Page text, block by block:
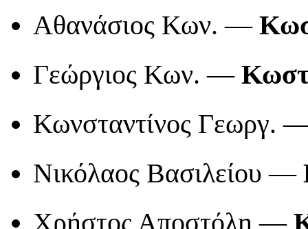
Αθανάσιος Κων. —
Γεώργιος Κων. —
Κωνσταντίνος Γεωργ.
Νικόλαος Βασιλείου —
Χρήστος Αποστόλη —